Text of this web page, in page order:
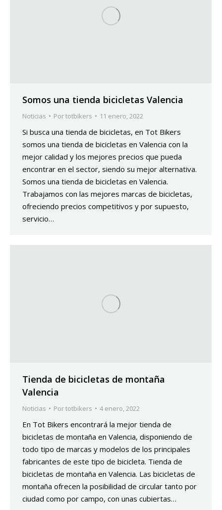
Somos una tienda bicicletas Valencia
Noticias Portotbikers 11 enero, 2022
Si busca una tienda de bicicletas, en Tot Bikers
somos una tienda de bicicletas en Valencia con la
mejor calidad y los mejores precios que pueda
encontrar en el sector, siendo su mejor alternativa.
Somos una tienda de bicicletas en Valencia.
Trabajamos con las mejores marcas de bicicletas,
ofreciendo precios competitivos y por supuesto,
servicio…
Tienda de bicicletas de montaña
Valencia
Noticias Portotbikers 4 enero, 2022
En Tot Bikers encontrará la mejor tienda de
bicicletas de montaña en Valencia, disponiendo de
todo tipo de marcas y modelos de los principales
fabricantes de este tipo de bicicleta. Tienda de
bicicletas de montaña en Valencia. Las bicicletas de
montaña ofrecen la posibilidad de circular tanto por
ciudad como por campo, con unas cubiertas…